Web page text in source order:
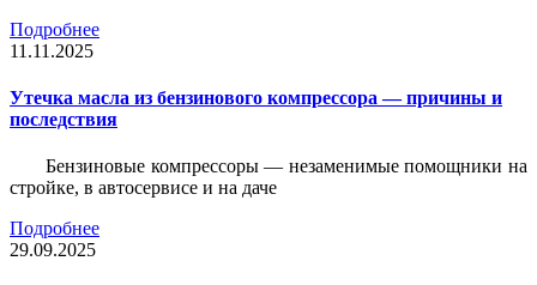
Подробнее
11.11.2025
Утечка масла из бензинового компрессора — причины и
последствия
Бензиновые компрессоры — незаменимые помощники на
стройке, в автосервисе и на даче
Подробнее
29.09.2025